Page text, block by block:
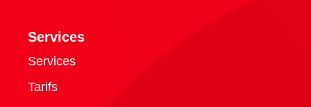
Services
Services
Tarifs